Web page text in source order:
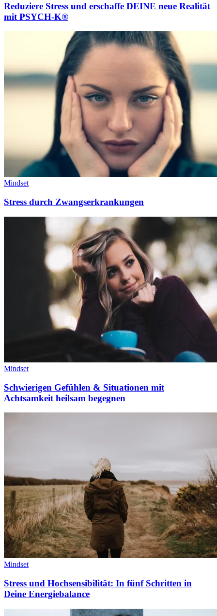
Reduziere Stress und erschaffe DEINE neue Realität
mit PSYCH-K®
Mindset
Stress durch Zwangserkrankungen
Mindset
Schwierigen Gefühlen & Situationen mit
Achtsamkeit heilsam begegnen
Mindset
Stress und Hochsensibilität: In fünf Schritten in
Deine Energiebalance